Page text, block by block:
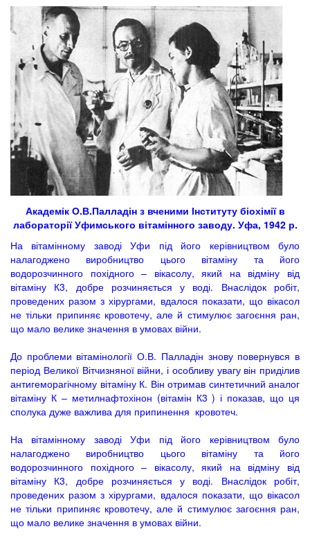
Академік О.В.Палладін з вченими Інституту біохімії в
лабораторії Уфимського вітамінного заводу. Уфа, 1942 р.
На вітамінному заводі Уфи під його керівництвом було
налагоджено виробництво цього вітаміну та його
водорозчинного похідного – вікасолу, який на відміну від
вітаміну К3, добре розчиняється у воді. Внаслідок робіт,
проведених разом з хірургами, вдалося показати, що вікасол
не тільки припиняє кровотечу, але й стимулює загоєння ран,
що мало велике значення в умовах війни.
До проблеми вітамінології О.В. Палладін знову повернувся в
період Великої Вітчизняної війни, і особливу увагу він приділив
антигеморагічному вітаміну К. Він отримав синтетичний аналог
вітаміну К – метилнафтохінон (вітамін К3 ) і показав, що ця
сполука дуже важлива для припинення кровотеч.
На вітамінному заводі Уфи під його керівництвом було
налагоджено виробництво цього вітаміну та його
водорозчинного похідного – вікасолу, який на відміну від
вітаміну К3, добре розчиняється у воді. Внаслідок робіт,
проведених разом з хірургами, вдалося показати, що вікасол
не тільки припиняє кровотечу, але й стимулює загоєння ран,
що мало велике значення в умовах війни.